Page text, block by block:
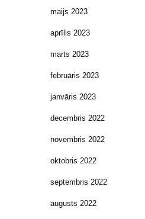
maijs 2023
aprīlis 2023
marts 2023
februāris 2023
janvāris 2023
decembris 2022
novembris 2022
oktobris 2022
septembris 2022
augusts 2022